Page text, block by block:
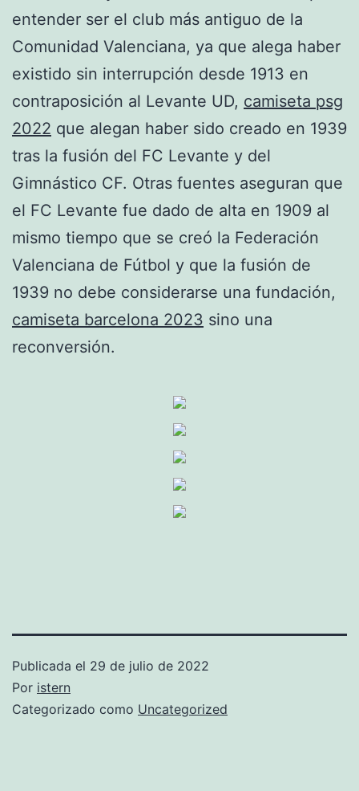
entender ser el club más antiguo de la
Comunidad Valenciana, ya que alega haber
existido sin interrupción desde 1913 en
contraposición al Levante UD, camiseta psg
2022 que alegan haber sido creado en 1939
tras la fusión del FC Levante y del
Gimnástico CF. Otras fuentes aseguran que
el FC Levante fue dado de alta en 1909 al
mismo tiempo que se creó la Federación
Valenciana de Fútbol y que la fusión de
1939 no debe considerarse una fundación,
camiseta barcelona 2023 sino una
reconversión.
Publicada el 29 de julio de 2022
Por istern
Categorizado como Uncategorized